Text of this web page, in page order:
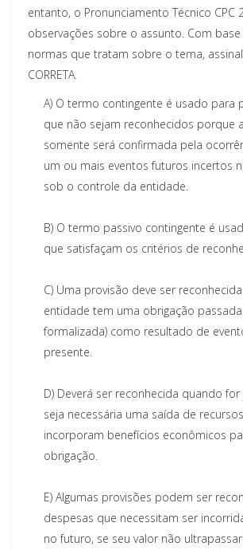
entanto, o Pronunciamento Técnico CPC
observações sobre o assunto. Com
normas que tratam sobre o tema,
CORRETA.
A) O termo contingente é usado para
que não sejam reconhecidos porque
somente será confirmada pela
um ou mais eventos futuros incertos
sob o controle da entidade.
B) O termo passivo contingente é
que satisfaçam os critérios de
C) Uma provisão deve ser
entidade tem uma obrigação
formalizada) como resultado de
presente.
D) Deverá ser reconhecida quando for
seja necessária uma saída de
incorporam benefícios econômicos
obrigação.
E) Algumas provisões podem ser
despesas que necessitam ser
no futuro, se seu valor não